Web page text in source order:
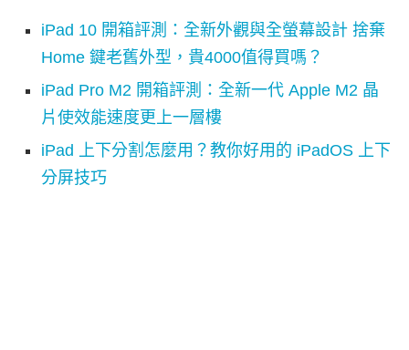
iPad 10 開箱評測：全新外觀與全螢幕設計 捨棄
Home 鍵老舊外型，貴4000值得買嗎？
iPad Pro M2 開箱評測：全新一代 Apple M2 晶
片使效能速度更上一層樓
iPad 上下分割怎麼用？教你好用的 iPadOS 上下
分屏技巧